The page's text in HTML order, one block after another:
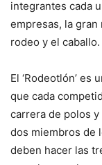
integrantes cada
empresas, la
rodeo y el caballo.
El ‘Rodeotlón’
que cada
carrera de polos
dos miembros de
deben hacer las